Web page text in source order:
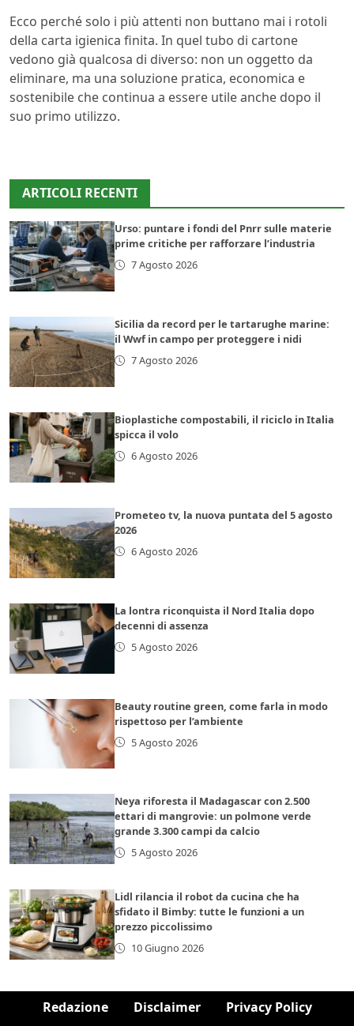
Ecco perché solo i più attenti non buttano mai i rotoli
della carta igienica finita. In quel tubo di cartone
vedono già qualcosa di diverso: non un oggetto da
eliminare, ma una soluzione pratica, economica e
sostenibile che continua a essere utile anche dopo il
suo primo utilizzo.
ARTICOLI RECENTI
Urso: puntare i fondi del Pnrr sulle materie
prime critiche per rafforzare l’industria
7 Agosto 2026
Sicilia da record per le tartarughe marine:
il Wwf in campo per proteggere i nidi
7 Agosto 2026
Bioplastiche compostabili, il riciclo in Italia
spicca il volo
6 Agosto 2026
Prometeo tv, la nuova puntata del 5 agosto
2026
6 Agosto 2026
La lontra riconquista il Nord Italia dopo
decenni di assenza
5 Agosto 2026
Beauty routine green, come farla in modo
rispettoso per l’ambiente
5 Agosto 2026
Neya riforesta il Madagascar con 2.500
ettari di mangrovie: un polmone verde
grande 3.300 campi da calcio
5 Agosto 2026
Lidl rilancia il robot da cucina che ha
sfidato il Bimby: tutte le funzioni a un
prezzo piccolissimo
10 Giugno 2026
Redazione Disclaimer Privacy Policy